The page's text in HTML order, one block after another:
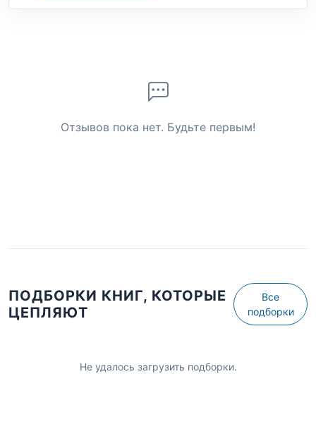
Отзывов пока нет. Будьте первым!
ПОДБОРКИ КНИГ, КОТОРЫЕ
ЦЕПЛЯЮТ
Все
подборки
Не удалось загрузить подборки.